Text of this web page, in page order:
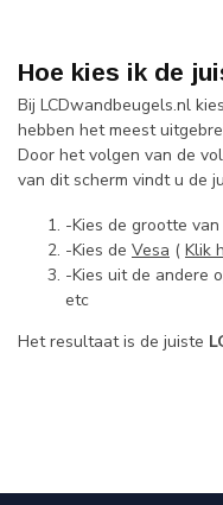
Hoe kies ik de
Bij LCDwandbeugels.nl
hebben het meest
Door het volgen van de
van dit scherm vindt u de
-Kies de grootte
-Kies de Vesa ( Klik
-Kies uit de andere
etc
Het resultaat is de juiste